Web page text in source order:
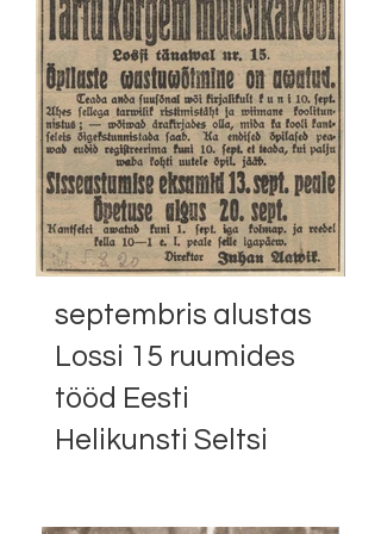
septembris alustas
Lossi 15 ruumides
tööd Eesti
Helikunsti Seltsi
Muusikakool Juhan